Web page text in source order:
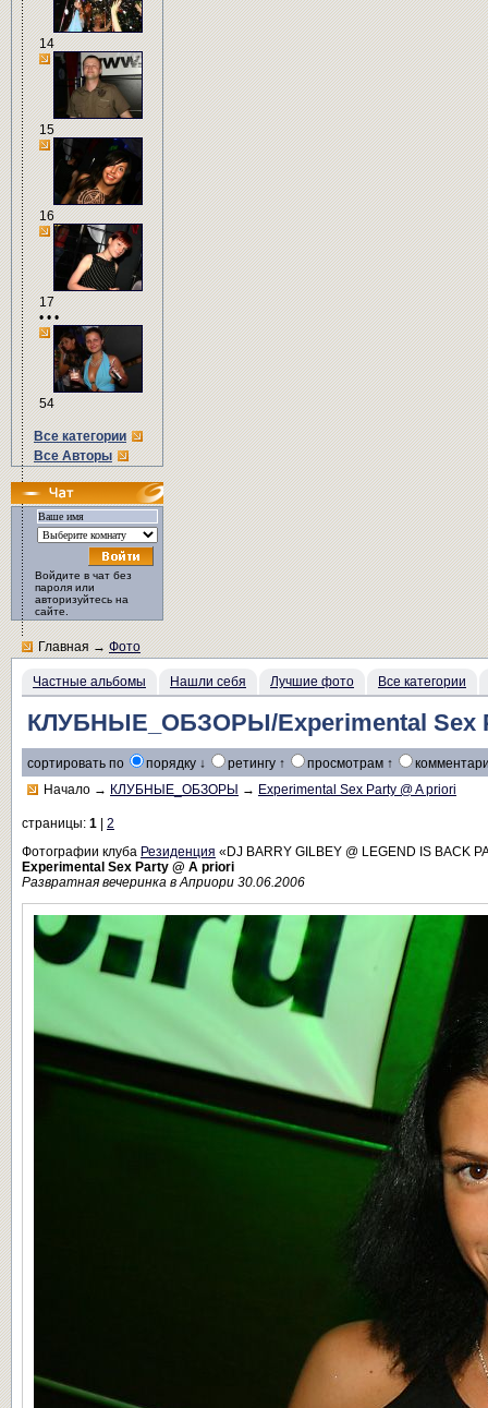
14
15
16
17
• • •
54
Все категории
Все Авторы
Войдите в чат без
пароля или
авторизуйтесь на
сайте.
Главная→Фото
Частные альбомы Нашли себя Лучшие фото Все категории
КЛУБНЫЕ_ОБЗОРЫ/Experimental Sex
сортировать по порядку ↓ ретингу ↑ просмотрам ↑
Начало → КЛУБНЫЕ_ОБЗОРЫ → Experimental Sex Party @ A priori
страницы: 1
2
Фотографии клуба Резиденция «DJ BARRY GILBEY @ LEGEND IS BACK
Experimental Sex Party @ A priori
Развратная вечеринка в Априори 30.06.2006